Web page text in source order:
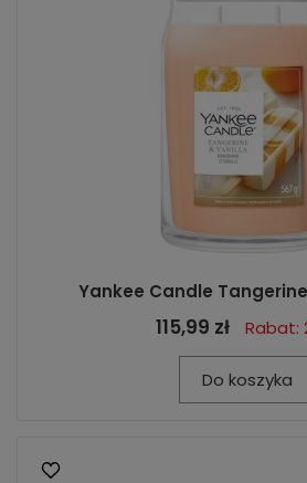
Yankee Candle
115,99 zł Rabat:
Do koszyka